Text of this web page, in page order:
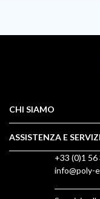
CHI SIAMO
ASSISTENZA E
+33 (0)1 56
info@poly-